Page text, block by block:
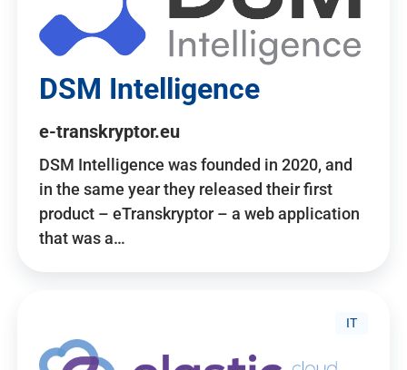
DSM Intelligence
e-transkryptor.eu
DSM Intelligence was founded in 2020, and
in the same year they released their first
product – eTranskryptor – a web application
that was a…
IT